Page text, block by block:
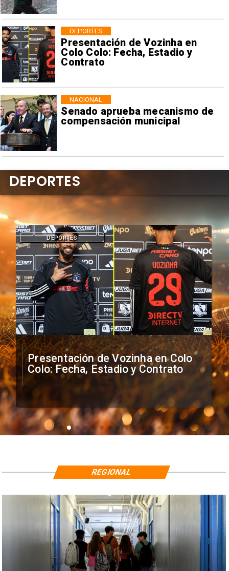
Presentación de Vozinha en
Colo Colo: Fecha, Estadio y
Contrato
DEPORTES
Senado aprueba mecanismo de
compensación municipal
NACIONAL
Presentación de Vozinha en Colo
Colo: Fecha, Estadio y Contrato
DEPORTES
DEPORTES
REGIONAL